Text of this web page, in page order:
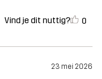
Vind je dit nuttig? 0
23 mei 2026